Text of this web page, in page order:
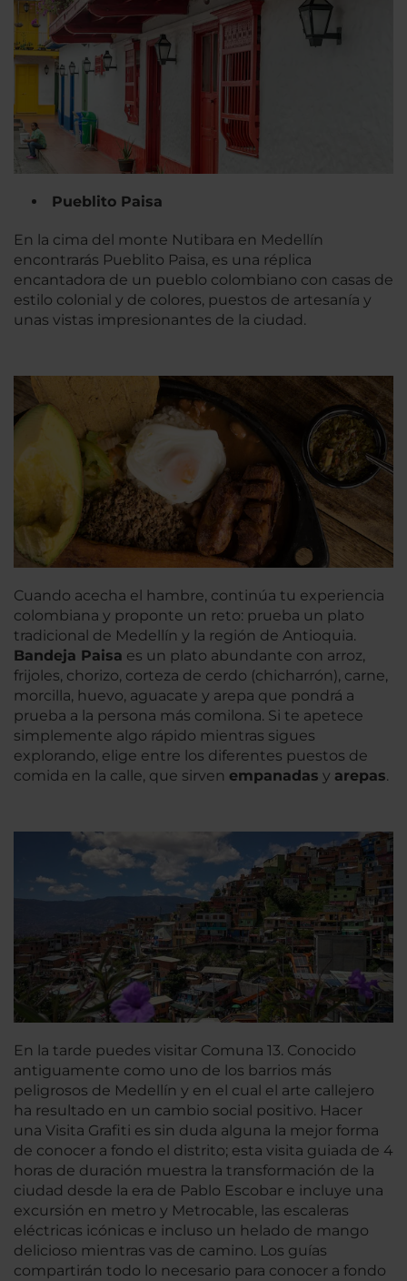
Pueblito Paisa
En la cima del monte Nutibara en Medellín
encontrarás Pueblito Paisa, es una réplica
encantadora de un pueblo colombiano con casas de
estilo colonial y de colores, puestos de artesanía y
unas vistas impresionantes de la ciudad.
Cuando acecha el hambre, continúa tu experiencia
colombiana y proponte un reto: prueba un plato
tradicional de Medellín y la región de Antioquia.
Bandeja Paisa es un plato abundante con arroz,
frijoles, chorizo, corteza de cerdo (chicharrón), carne,
morcilla, huevo, aguacate y arepa que pondrá a
prueba a la persona más comilona. Si te apetece
simplemente algo rápido mientras sigues
explorando, elige entre los diferentes puestos de
comida en la calle, que sirven empanadas y arepas.
En la tarde puedes visitar Comuna 13. Conocido
antiguamente como uno de los barrios más
peligrosos de Medellín y en el cual el arte callejero
ha resultado en un cambio social positivo. Hacer
una Visita Grafiti es sin duda alguna la mejor forma
de conocer a fondo el distrito; esta visita guiada de 4
horas de duración muestra la transformación de la
ciudad desde la era de Pablo Escobar e incluye una
excursión en metro y Metrocable, las escaleras
eléctricas icónicas e incluso un helado de mango
delicioso mientras vas de camino. Los guías
compartirán todo lo necesario para conocer a fondo